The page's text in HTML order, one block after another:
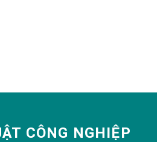
CÔNG NGHIỆP